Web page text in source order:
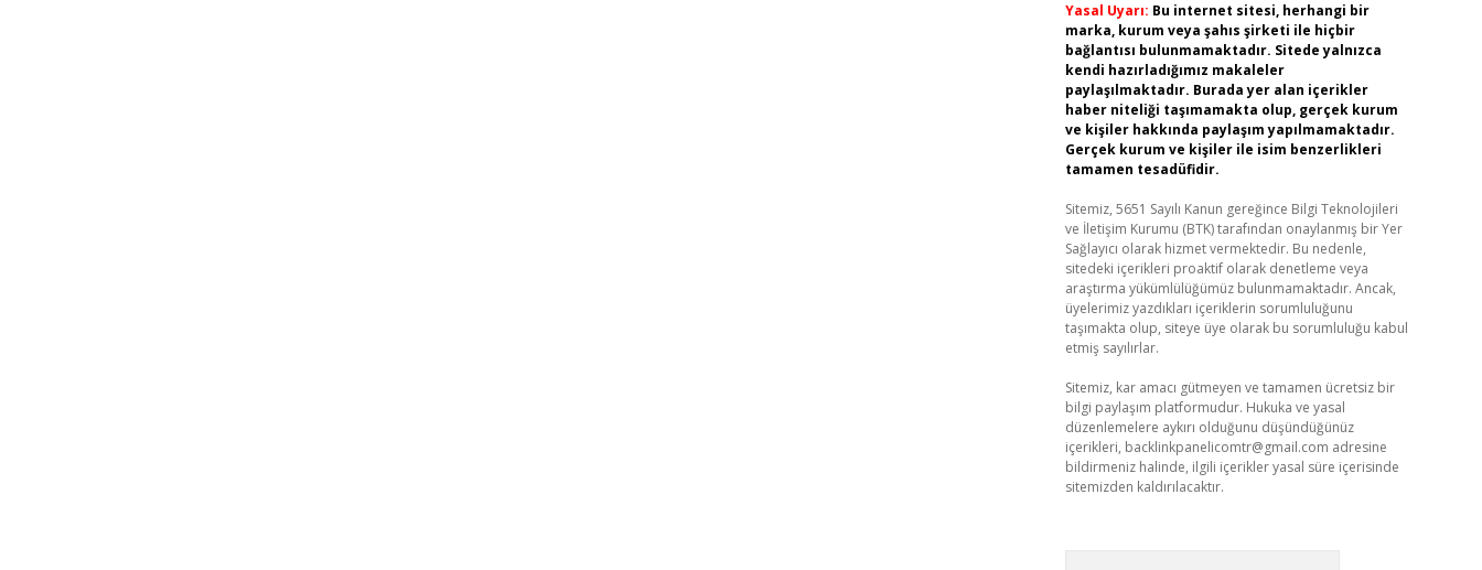
Yasal Uyarı: Bu internet sitesi, herhangi bir
marka, kurum veya şahıs şirketi ile hiçbir
bağlantısı bulunmamaktadır. Sitede yalnızca
kendi hazırladığımız makaleler
paylaşılmaktadır. Burada yer alan içerikler
haber niteliği taşımamakta olup, gerçek kurum
ve kişiler hakkında paylaşım yapılmamaktadır.
Gerçek kurum ve kişiler ile isim benzerlikleri
tamamen tesadüfidir.
Sitemiz, 5651 Sayılı Kanun gereğince Bilgi Teknolojileri
ve İletişim Kurumu (BTK) tarafından onaylanmış bir Yer
Sağlayıcı olarak hizmet vermektedir. Bu nedenle,
sitedeki içerikleri proaktif olarak denetleme veya
araştırma yükümlülüğümüz bulunmamaktadır. Ancak,
üyelerimiz yazdıkları içeriklerin sorumluluğunu
taşımakta olup, siteye üye olarak bu sorumluluğu kabul
etmiş sayılırlar.
Sitemiz, kar amacı gütmeyen ve tamamen ücretsiz bir
bilgi paylaşım platformudur. Hukuka ve yasal
düzenlemelere aykırı olduğunu düşündüğünüz
içerikleri, backlinkpanelicomtr@gmail.com adresine
bildirmeniz halinde, ilgili içerikler yasal süre içerisinde
sitemizden kaldırılacaktır.